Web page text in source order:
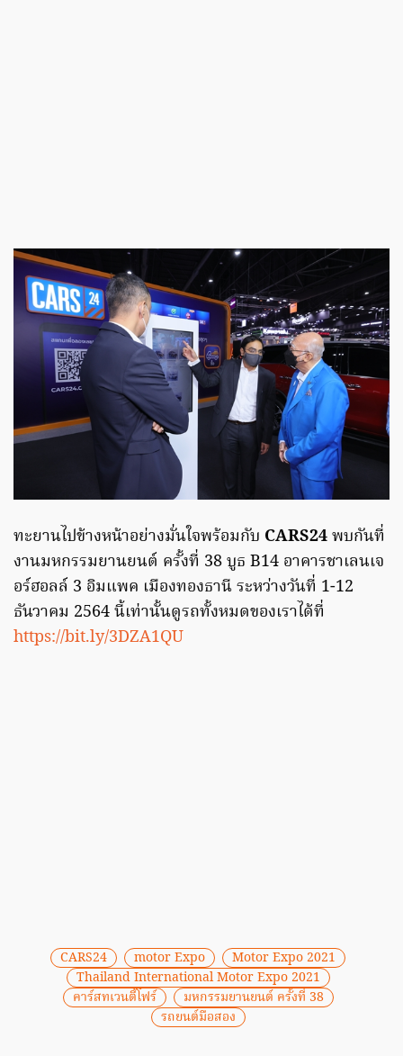
ทะยานไปข้างหน้าอย่างมั่นใจพร้อมกับ CARS24พบกันที่
งานมหกรรมยานยนต์ ครั้งที่ 38 บูธ B14 อาคารชาเลนเจ
อร์ฮอลล์ 3 อิมแพค เมืองทองธานี ระหว่างวันที่ 1-12
ธันวาคม 2564 นี้เท่านั้นดูรถทั้งหมดของเราได้ที่
https://bit.ly/3DZA1QU
CARS24 motor Expo
Motor Expo 2021
Thailand International Motor Expo 2021
คาร์สทเวนตี้โฟร์
มหกรรมยานยนต์ ครั้งที่ 38
รถยนต์มือสอง